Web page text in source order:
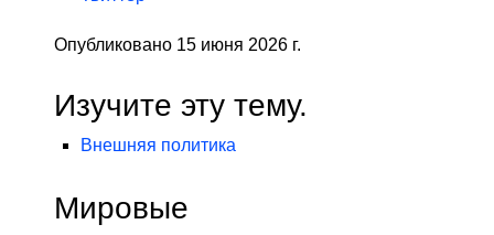
Опубликовано 15 июня 2026 г.
Изучите эту тему.
Внешняя политика
Мировые